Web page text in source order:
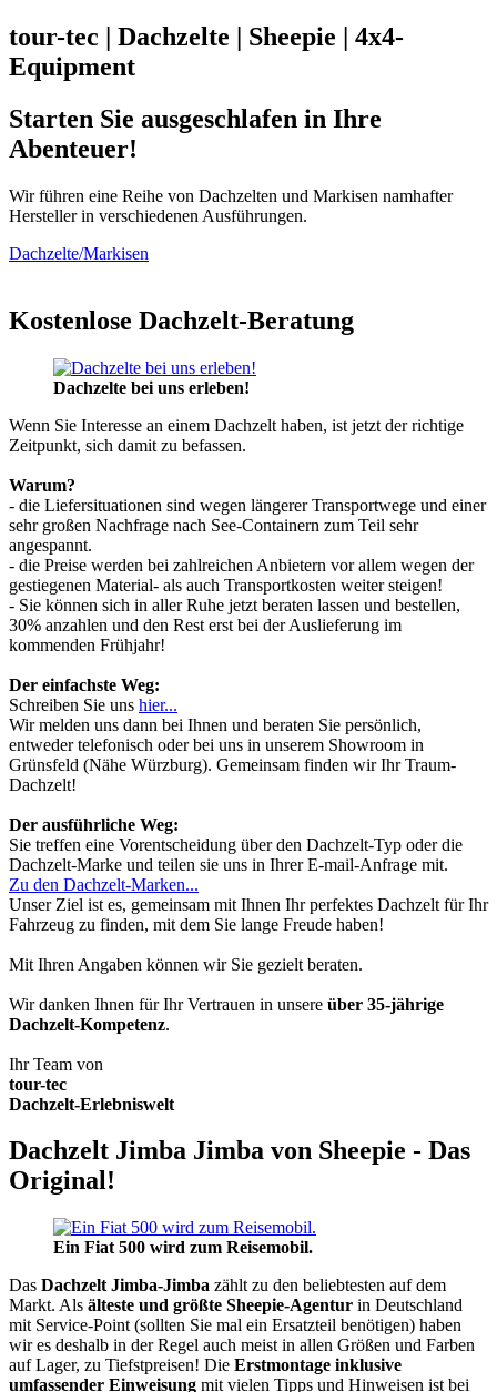
tour-tec | Dachzelte | Sheepie | 4x4-
Equipment
Starten Sie ausgeschlafen in Ihre
Abenteuer!
Wir führen eine Reihe von Dachzelten und Markisen namhafter
Hersteller in verschiedenen Ausführungen.
Dachzelte/Markisen
Kostenlose Dachzelt-Beratung
Dachzelte bei uns erleben!
Wenn Sie Interesse an einem Dachzelt haben, ist jetzt der richtige
Zeitpunkt, sich damit zu befassen.
Warum?
- die Liefersituationen sind wegen längerer Transportwege und einer
sehr großen Nachfrage nach See-Containern zum Teil sehr
angespannt.
- die Preise werden bei zahlreichen Anbietern vor allem wegen der
gestiegenen Material- als auch Transportkosten weiter steigen!
- Sie können sich in aller Ruhe jetzt beraten lassen und bestellen,
30% anzahlen und den Rest erst bei der Auslieferung im
kommenden Frühjahr!
Der einfachste Weg:
Schreiben Sie uns hier...
Wir melden uns dann bei Ihnen und beraten Sie persönlich,
entweder telefonisch oder bei uns in unserem Showroom in
Grünsfeld (Nähe Würzburg). Gemeinsam finden wir Ihr Traum-
Dachzelt!
Der ausführliche Weg:
Sie treffen eine Vorentscheidung über den Dachzelt-Typ oder die
Dachzelt-Marke und teilen sie uns in Ihrer E-mail-Anfrage mit.
Zu den Dachzelt-Marken...
Unser Ziel ist es, gemeinsam mit Ihnen Ihr perfektes Dachzelt für Ihr
Fahrzeug zu finden, mit dem Sie lange Freude haben!
Mit Ihren Angaben können wir Sie gezielt beraten.
Wir danken Ihnen für Ihr Vertrauen in unsere über 35-jährige
Dachzelt-Kompetenz.
Ihr Team von
tour-tec
Dachzelt-Erlebniswelt
Dachzelt Jimba Jimba von Sheepie - Das
Original!
Ein Fiat 500 wird zum Reisemobil.
Das Dachzelt Jimba-Jimba zählt zu den beliebtesten auf dem
Markt. Als älteste und größte Sheepie-Agentur in Deutschland
mit Service-Point (sollten Sie mal ein Ersatzteil benötigen) haben
wir es deshalb in der Regel auch meist in allen Größen und Farben
auf Lager, zu Tiefstpreisen! Die Erstmontage inklusive
umfassender Einweisung mit vielen Tipps und Hinweisen ist bei